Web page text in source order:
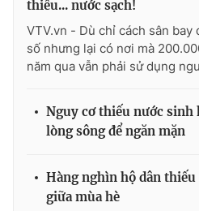
Ðiện thoại Thời báo VTV:
Email:toasoan@vtv.vn
Liên hệ quảng cáo: 024-
thiếu... nước sạch!
VTV.vn - Dù chỉ cách sân bay
số nhưng lại có nơi mà
năm qua vẫn phải sử dụng
Nguy cơ thiếu nước sinh
lòng sông để ngăn mặn
Hàng nghìn hộ dân
giữa mùa hè